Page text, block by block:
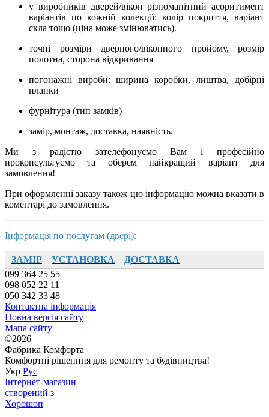
у виробників дверей/вікон різноманітний асоритимент
варіантів по кожній колекції: колір покриття, варіант
скла тощо (ціна може змінюватись).
точні розміри дверного/віконного пройому, розмір
полотна, сторона відкривання
погонажні вироби: ширина коробки, лиштва, добірні
планки
фурнітура (тип замків)
замір, монтаж, доставка, наявність.
Ми з радістю зателефонуємо Вам і професійно
проконсультуємо та оберем найкращий варіант для
замовлення!
При оформленні заказу також цю інформацію можна вказати в
коментарі до замовлення.
Інформація по послугам (двері):
ЗАМІР УСТАНОВКА
ДОСТАВКА
099 364 25 55
098 052 22 11
050 342 33 48
Контактна інформація
Повна версія сайту
Мапа сайту
©2026
Фабрика Комфорта
Комфортні рішенння для ремонту та будівництва!
Укр Рус
Інтернет-магазин
створений з
Хорошоп